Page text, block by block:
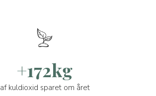
+172kg
af kuldioxid sparet om året